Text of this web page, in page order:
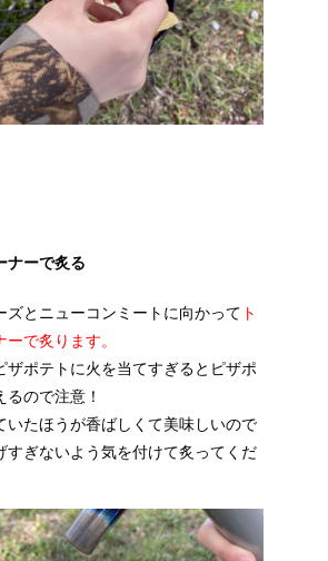
ナーで炙る
ズとニューコンミートに向かって ト
で炙ります。
ザポテトに火を当てすぎると ピザポ
るので注意！
いたほうが香ばしくて美味しいので
すぎないよう気を付けて炙ってくだ